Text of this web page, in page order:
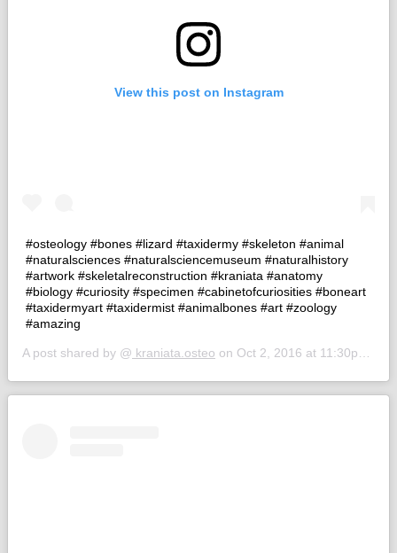
View this post on Instagram
#osteology #bones #lizard #taxidermy #skeleton #animal
#naturalsciences #naturalsciencemuseum #naturalhistory
#artwork #skeletalreconstruction #kraniata #anatomy
#biology #curiosity #specimen #cabinetofcuriosities #boneart
#taxidermyart #taxidermist #animalbones #art #zoology
#amazing
A post shared by @ kraniata.osteo on Oct 2, 2016 at 11:30pm PDT